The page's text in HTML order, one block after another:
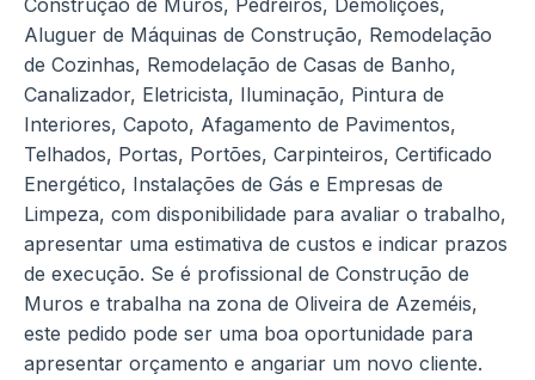
Construção de Muros, Pedreiros, Demolições,
Aluguer de Máquinas de Construção, Remodelação
de Cozinhas, Remodelação de Casas de Banho,
Canalizador, Eletricista, Iluminação, Pintura de
Interiores, Capoto, Afagamento de Pavimentos,
Telhados, Portas, Portões, Carpinteiros, Certificado
Energético, Instalações de Gás e Empresas de
Limpeza, com disponibilidade para avaliar o trabalho,
apresentar uma estimativa de custos e indicar prazos
de execução. Se é profissional de Construção de
Muros e trabalha na zona de Oliveira de Azeméis,
este pedido pode ser uma boa oportunidade para
apresentar orçamento e angariar um novo cliente.